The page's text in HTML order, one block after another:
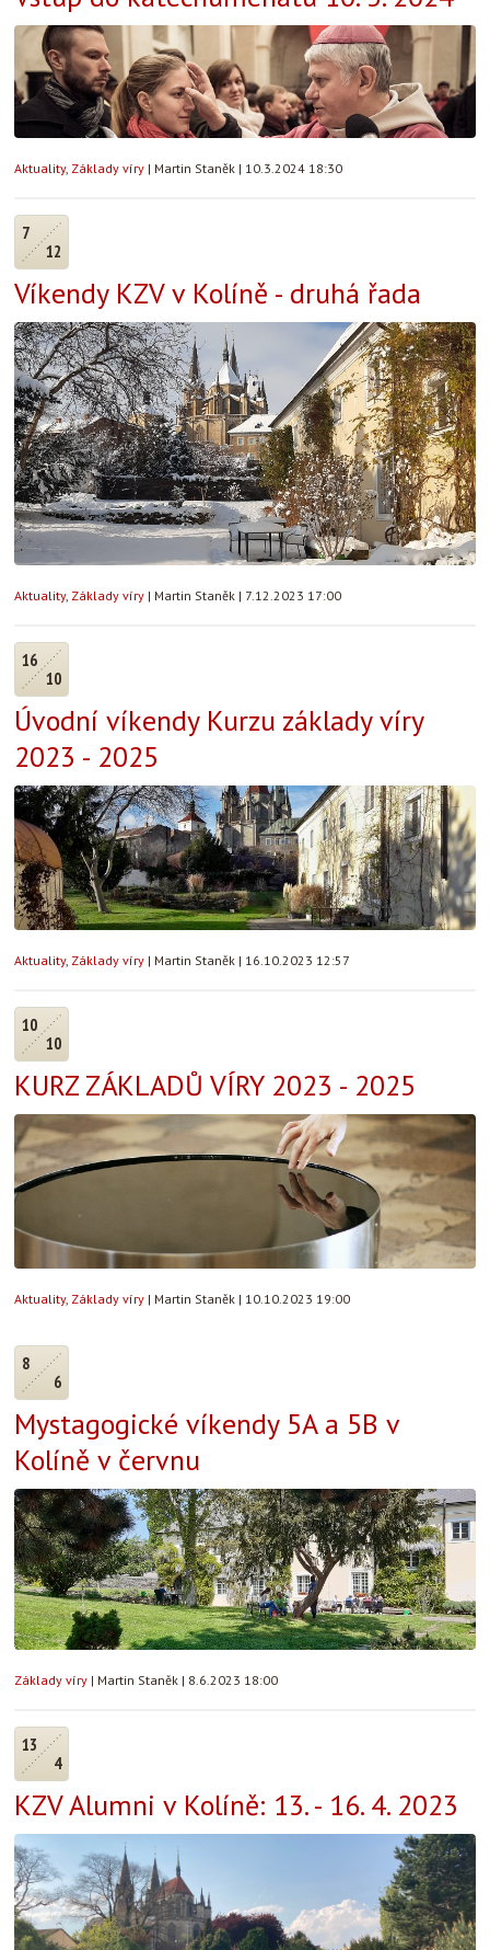
Aktuality, Základy víry | Martin Staněk | 10.3.2024 18:30
7
12
Víkendy KZV v Kolíně - druhá řada
Aktuality, Základy víry | Martin Staněk | 7.12.2023 17:00
16
10
Úvodní víkendy Kurzu základy víry
2023 - 2025
Aktuality, Základy víry | Martin Staněk | 16.10.2023 12:57
10
10
KURZ ZÁKLADŮ VÍRY 2023 - 2025
Aktuality, Základy víry | Martin Staněk | 10.10.2023 19:00
8
6
Mystagogické víkendy 5A a 5B v
Kolíně v červnu
Základy víry | Martin Staněk | 8.6.2023 18:00
13
4
KZV Alumni v Kolíně: 13. - 16. 4. 2023